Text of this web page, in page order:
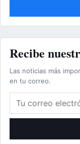
Recibe
Las noticias más
en tu correo.
Correo electrónico